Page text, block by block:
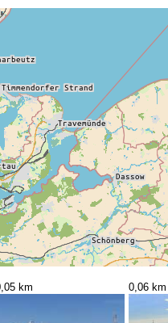
km 0,06 km